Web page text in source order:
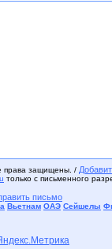
права защищены. /
только с письменного
письмо
Вьетнам ОАЭ Сейшелы